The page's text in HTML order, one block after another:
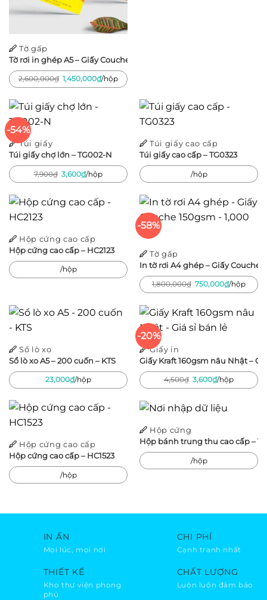
Tờ gấp
Tờ rơi in ghép A5 – Giấy Couche 200gsm – 4,000 tờ
2,600,000₫ Giá
gốc
1,450,000₫Giá
hiện
1,450,000₫.
/hộp
-54%
Túi giấy
Túi giấy chợ lớn – TG002-N
7,900₫ Giá
gốc
3,600₫Giá
hiện
3,600₫.
/hộp
Túi giấy cao cấp
Túi giấy cao cấp – TG0323
/hộp
Hộp cứng cao cấp
Hộp cứng cao cấp – HC2123
/hộp
-58%
Tờ gấp
In tờ rơi A4 ghép – Giấy Couche
1,800,000₫ Giá
gốc
750,000₫Giá
hiện
750,000₫.
/hộp
Sổ lò xo
Sổ lò xo A5 – 200 cuốn – KTS
23,000₫/hộp
-20%
Giấy in
Giấy Kraft 160gsm nâu Nhật –
4,500₫ Giá
gốc
3,600₫Giá
hiện
3,600₫.
/hộp
Hộp cứng cao cấp
Hộp cứng cao cấp – HC1523
/hộp
Hộp cứng
Hộp bánh trung thu cao cấp –
/hộp
IN ẤN
Mọi lúc, mọi nơi
CHI PHÍ
Cạnh tranh nhất
THIẾT KẾ
Kho thư viện phong
phú
CHẤT LƯỢNG
Luôn luôn đảm bảo